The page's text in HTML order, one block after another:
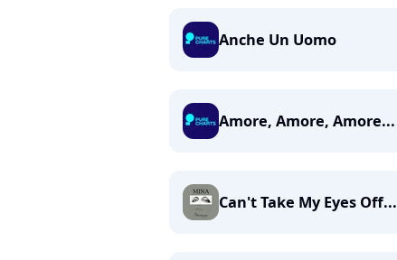
Anche Un Uomo
Amore, Amore, Amore...
Can't Take My Eyes Off...